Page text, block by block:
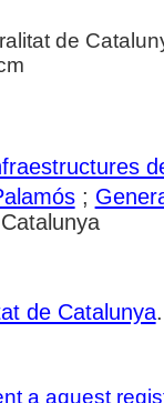
de
;
de Catalunya
a aquest